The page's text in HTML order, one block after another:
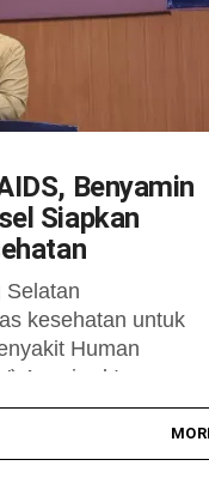
Benyamin
Siapkan
Selatan
kesehatan untuk
Human
Acquired Immuno
di Tangerang